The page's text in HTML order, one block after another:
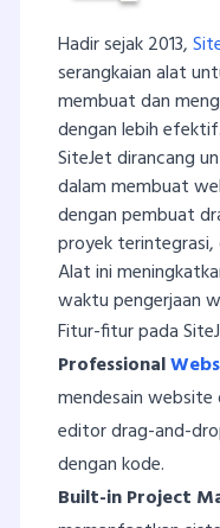
Hadir sejak 2013,
serangkaian alat
membuat dan
dengan lebih efektif.
SiteJet dirancang
dalam membuat
dengan pembuat
proyek terintegrasi,
Alat ini
waktu pengerjaan
Fitur-fitur pada
Professional
mendesain website
editor drag-and-
dengan kode.
Built-in Project